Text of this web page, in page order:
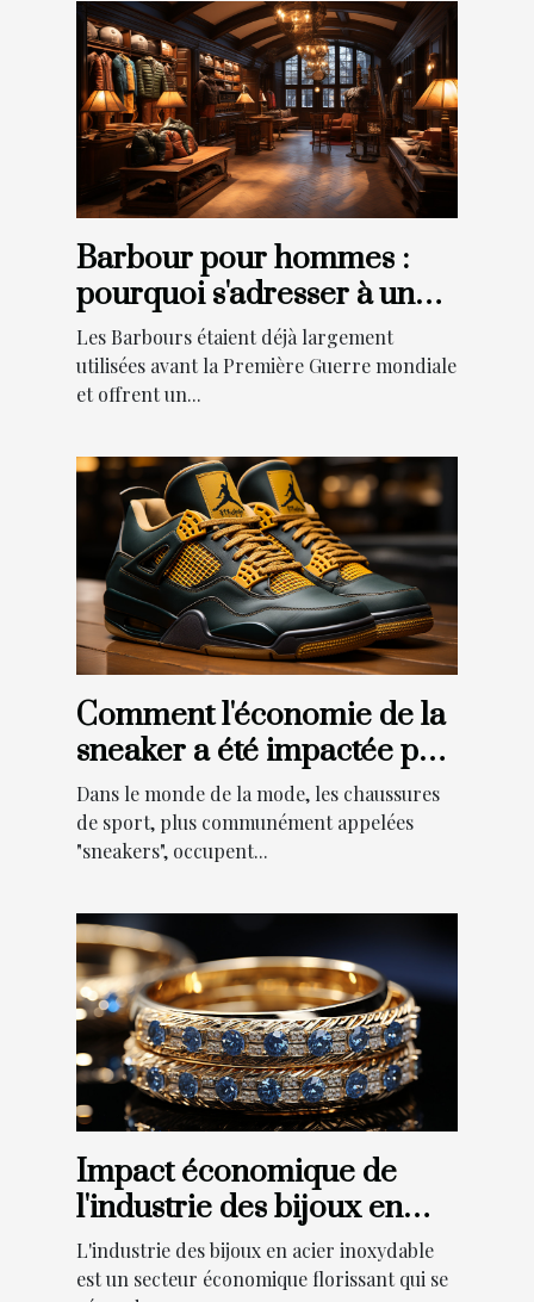
Barbour pour hommes :
pourquoi s'adresser à une
boutique en ligne de
barbour ?
Les Barbours étaient déjà largement
utilisées avant la Première Guerre mondiale
et offrent un...
Comment l'économie de la
sneaker a été impactée par
le lancement d'Air Jordan 4
Retro Thunder 2023
Dans le monde de la mode, les chaussures
de sport, plus communément appelées
"sneakers", occupent...
Impact économique de
l'industrie des bijoux en
acier inoxydable
L'industrie des bijoux en acier inoxydable
est un secteur économique florissant qui se